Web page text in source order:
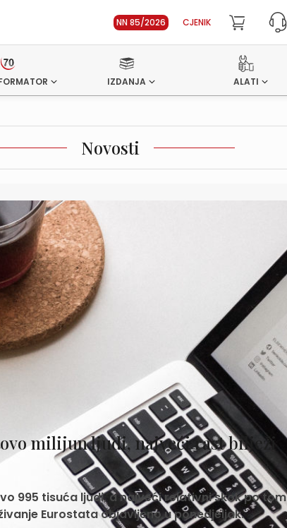
NN 85/2026 CJENIK
IZDANJA ALATI
Novosti
milijun ljudi, najveći rast bilježi
995 tisuća ljudi, a najveći relativni skok po tom
Eurostata objavljeno u ponedjeljak.